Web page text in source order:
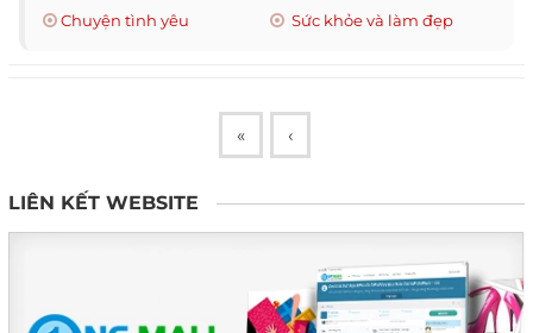
Chuyện tình yêu
Sức khỏe và làm đẹp
« ‹
LIÊN KẾT WEBSITE